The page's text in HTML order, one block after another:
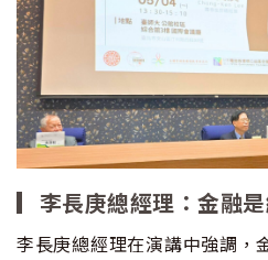
▎李長庚總經理：金融
李長庚總經理在演講中強調，